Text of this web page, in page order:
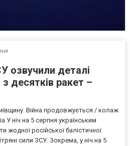
озвучили деталі
з десятків ракет –
Війна продовжується / колаж
ніч на 5 серпня українським
жодної російської балістичної
сили ЗСУ. Зокрема, у ніч на 5